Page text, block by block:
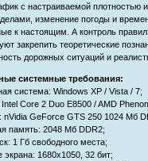
с настраиваемой плотностью
изменение погоды и
к настоящим. А контроль
закрепить теоретические
дорожных ситуаций и
системные требования:
система: Windows XP / Vista / 7;
Core 2 Duo E8500 / AMD
nVidia GeForce GTS 250 1024 Мб
память: 2048 Мб DDR2;
1 Гб свободного места;
экрана: 1680x1050, 32 бит;